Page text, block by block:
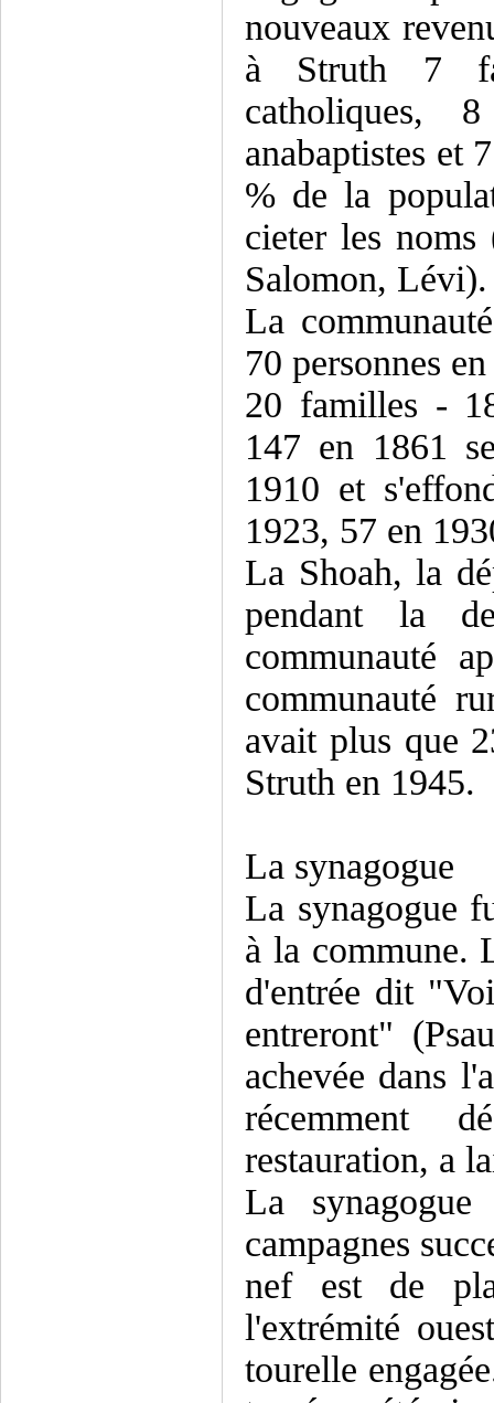
nouveaux
à Struth 7
catholiques,
anabaptistes et
% de la
cieter les noms
Salomon, Lévi).
La
70 personnes
20 familles -
147 en 1861
1910 et
1923, 57 en
La Shoah, la
pendant la
communauté
communauté
avait plus que
Struth en 1945.
La synagogue
La synagogue
à la commune.
d'entrée dit
entreront"
achevée dans
récemment
restauration, a
La
campagnes
nef est de
l'extrémité
tourelle